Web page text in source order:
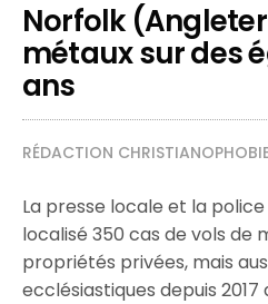
Norfolk
métaux sur des
ans
RÉDACTION
La presse locale et la
localisé 350 cas de vols de
propriétés privées, mais
ecclésiastiques depuis 2017